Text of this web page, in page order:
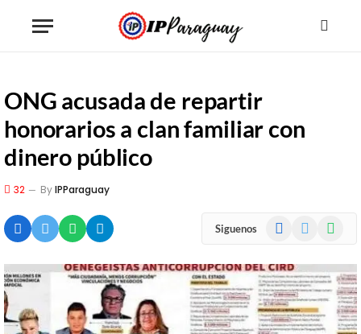
ONG acusada de repartir
honorarios a clan familiar con
dinero público
32 ByIPParaguay
Siguenos Facebook